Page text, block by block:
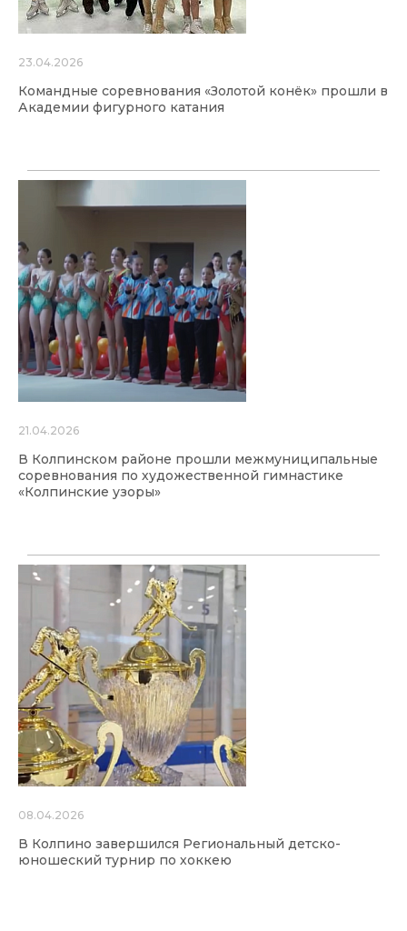
23.04.2026
Командные соревнования «Золотой конёк» прошли в
Академии фигурного катания
21.04.2026
В Колпинском районе прошли межмуниципальные
соревнования по художественной гимнастике
«Колпинские узоры»
08.04.2026
В Колпино завершился Региональный детско-
юношеский турнир по хоккею